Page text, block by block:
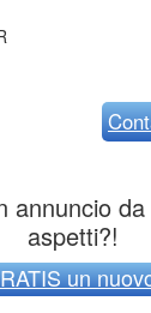
annuncio
aspetti?!
un